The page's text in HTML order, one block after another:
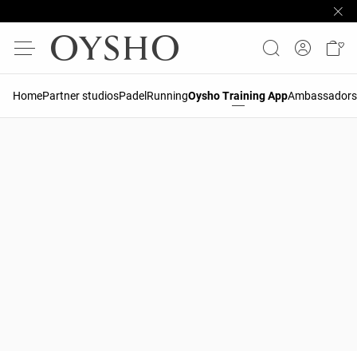
HomePartner studiosPadel RunningOysho Training AppAmbassadors